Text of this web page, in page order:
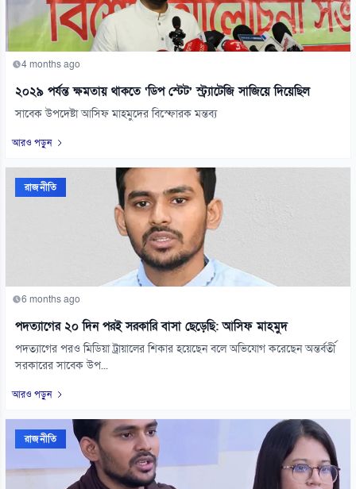
4 months ago
২০২৯ পর্যন্ত ক্ষমতায় থাকতে ‘ডিপ স্টেট’ স্ট্র্যাটেজি সাজিয়ে দিয়েছিল
সাবেক উপদেষ্টা আসিফ মাহমুদের বিস্ফোরক মন্তব্য
আরও পড়ুন
রাজনীতি
6 months ago
পদত্যাগের ২০ দিন পরই সরকারি বাসা ছেড়েছি: আসিফ মাহমুদ
পদত্যাগের পরও মিডিয়া ট্রায়ালের শিকার হয়েছেন বলে অভিযোগ করেছেন অন্তর্বর্তী
সরকারের সাবেক উপ...
আরও পড়ুন
রাজনীতি